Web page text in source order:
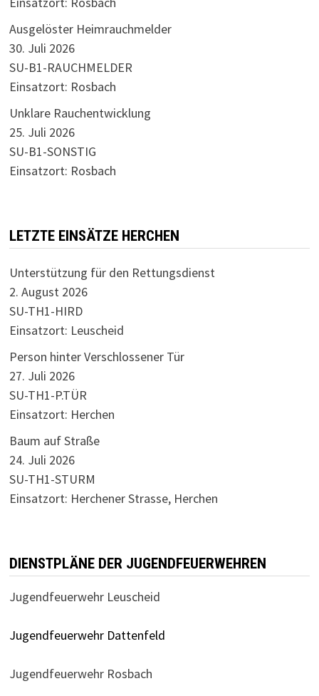
Ausgelöster Heimrauchmelder
30. Juli 2026
SU-B1-RAUCHMELDER
Einsatzort: Rosbach
Unklare Rauchentwicklung
25. Juli 2026
SU-B1-SONSTIG
Einsatzort: Rosbach
LETZTE EINSÄTZE HERCHEN
Unterstützung für den Rettungsdienst
2. August 2026
SU-TH1-HIRD
Einsatzort: Leuscheid
Person hinter Verschlossener Tür
27. Juli 2026
SU-TH1-P.TÜR
Einsatzort: Herchen
Baum auf Straße
24. Juli 2026
SU-TH1-STURM
Einsatzort: Herchener Strasse, Herchen
DIENSTPLÄNE DER JUGENDFEUERWEHREN
Jugendfeuerwehr Leuscheid
Jugendfeuerwehr Dattenfeld
Jugendfeuerwehr Rosbach